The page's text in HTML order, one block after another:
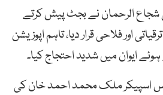
شجاع الرحمان نے بجٹ پیش کرتے
اور فلاحی قرار دیا، تاہم اپوزیشن
ایوان میں شدید احتجاج کیا۔
اسپیکر ملک محمد احمد خان کی